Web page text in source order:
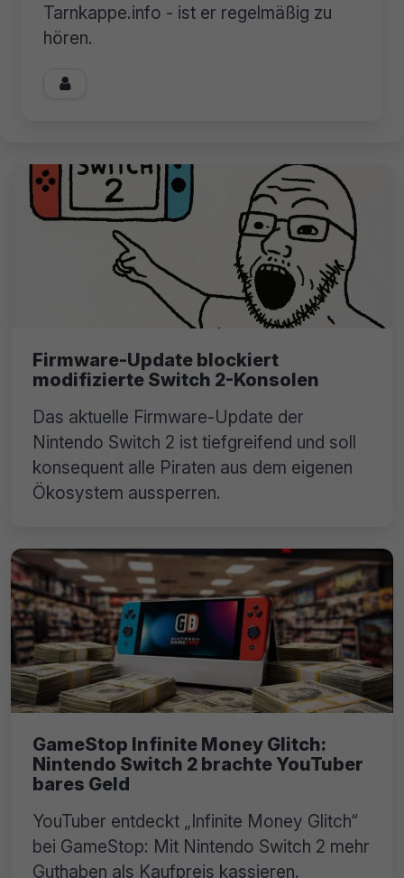
Tarnkappe.info - ist er regelmäßig zu
hören.

Firmware-Update blockiert
modifizierte Switch 2-Konsolen
Das aktuelle Firmware-Update der
Nintendo Switch 2 ist tiefgreifend und soll
konsequent alle Piraten aus dem eigenen
Ökosystem aussperren.
GameStop Infinite Money Glitch:
Nintendo Switch 2 brachte YouTuber
bares Geld
YouTuber entdeckt „Infinite Money Glitch“
bei GameStop: Mit Nintendo Switch 2 mehr
Guthaben als Kaufpreis kassieren.